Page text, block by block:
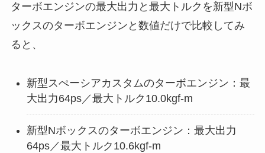
ターボエンジンの最大出力と最大トルクを新型Nボ
ックスのターボエンジンと数値だけで比較してみ
ると、
新型スぺーシアカスタムのターボエンジン：最
大出力64ps／最大トルク10.0kgf-m
新型Nボックスのターボエンジン：最大出力
64ps／最大トルク10.6kgf-m